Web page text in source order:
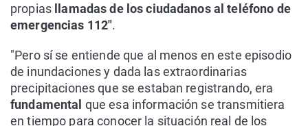
propiasllamadas de los ciudadanos al teléfono de
emergencias 112".
"Pero sí se entiende que al menos en este episodio
de inundaciones y dada las extraordinarias
precipitaciones que se estaban registrando, era
fundamental que esa información se transmitiera
en tiempo para conocer la situación real de los